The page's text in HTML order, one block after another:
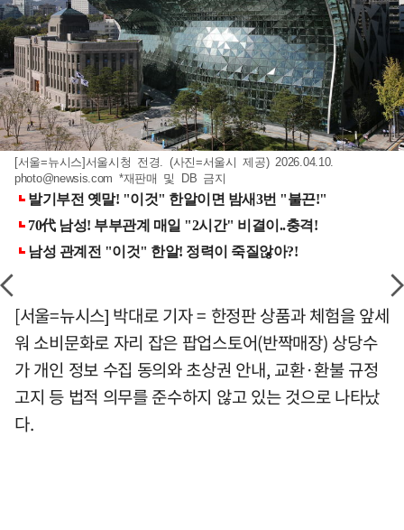
[서울=뉴시스]서울시청 전경. (사진=서울시 제공) 2026.04.10.
photo@newsis.com *재판매 및 DB 금지
[서울=뉴시스] 박대로 기자 = 한정판 상품과 체험을 앞세
워 소비문화로 자리 잡은 팝업스토어(반짝매장) 상당수
가 개인 정보 수집 동의와 초상권 안내, 교환·환불 규정
고지 등 법적 의무를 준수하지 않고 있는 것으로 나타났
다.